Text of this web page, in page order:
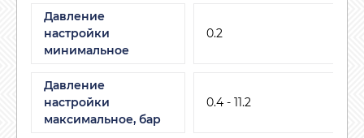
Давление
настройки
минимальное
0.2
Давление
настройки
максимальное, бар
0.4 - 11.2